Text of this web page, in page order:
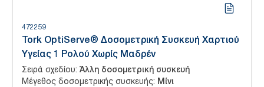
472259
Tork OptiServe® Δοσομετρική Συσκευή Χαρτιού
Υγείας 1 Ρολού Χωρίς Μαδρέν
Σειρά σχεδίου: Άλλη δοσομετρική συσκευή
Μέγεθος δοσομετρικής συσκευής: Μίνι